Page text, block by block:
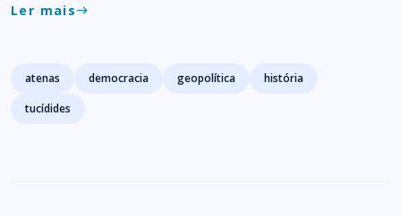
Ler maiseast
Tags
atenas democracia geopolítica
história
tucídides